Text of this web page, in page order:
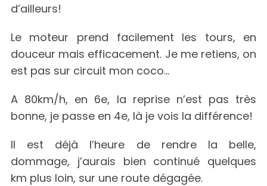
d’ailleurs!
Le moteur prend facilement les tours, en
douceur mais efficacement. Je me retiens, on
est pas sur circuit mon coco…
A 80km/h, en 6e, la reprise n’est pas très
bonne, je passe en 4e, là je vois la différence!
Il est déjà l’heure de rendre la belle,
dommage, j’aurais bien continué quelques
km plus loin, sur une route dégagée.